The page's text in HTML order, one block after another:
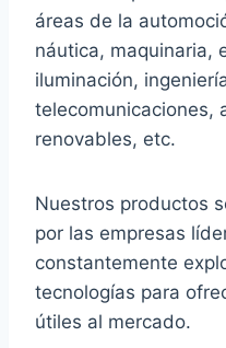
áreas de la
náutica, maquinaria,
iluminación,
telecomunicaciones,
renovables, etc.
Nuestros productos
por las empresas
constantemente
tecnologías para
útiles al mercado.